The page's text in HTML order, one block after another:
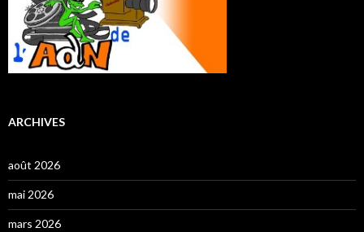
ARCHIVES
août 2026
mai 2026
mars 2026